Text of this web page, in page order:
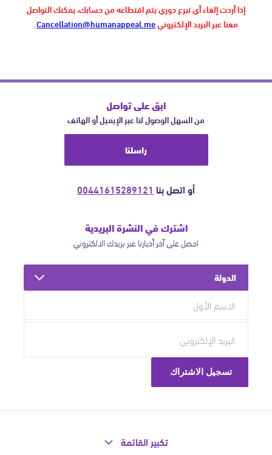
إذا أردت إلغاء أي تبرع دوري يتم اقتطاعه من حسابك، يمكنك التواصل
معنا عبر البريد الإلكترونيCancellation@humanappeal.me
.
ابق على تواصل
من السهل الوصول لنا عبر الإيميل أو الهاتف
راسلنا
أو اتصل بنا 00441615289121
اشترك في النشرة البريدية
احصل على آخر أخبارنا عبر بريدك الالكتروني
الدولة
تكبير القائمة